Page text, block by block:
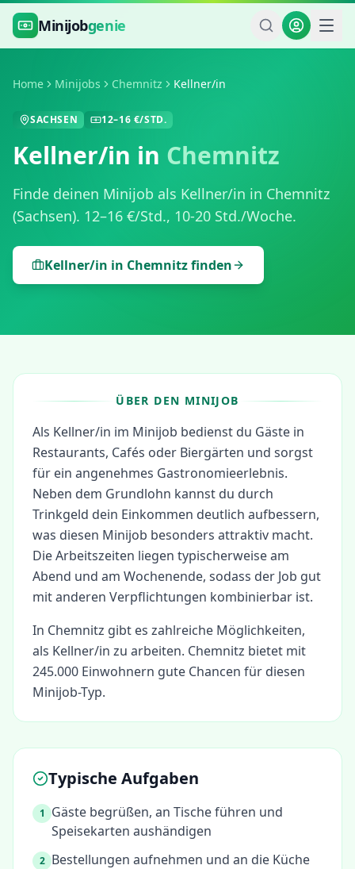
Zum Hauptinhalt springen
Minijobgenie
Home Minijobs Chemnitz Kellner/in
SACHSEN 12–16 €/STD.
Kellner/in in Chemnitz
Finde deinen Minijob als Kellner/in in Chemnitz
(Sachsen). 12–16 €/Std., 10-20 Std./Woche.
Kellner/in in Chemnitzfinden
ÜBER DEN MINIJOB
Als Kellner/in im Minijob bedienst du Gäste in
Restaurants, Cafés oder Biergärten und sorgst
für ein angenehmes Gastronomieerlebnis.
Neben dem Grundlohn kannst du durch
Trinkgeld dein Einkommen deutlich aufbessern,
was diesen Minijob besonders attraktiv macht.
Die Arbeitszeiten liegen typischerweise am
Abend und am Wochenende, sodass der Job gut
mit anderen Verpflichtungen kombinierbar ist.
In Chemnitz gibt es zahlreiche Möglichkeiten,
als Kellner/in zu arbeiten. Chemnitz bietet mit
245.000 Einwohnern gute Chancen für diesen
Minijob-Typ.
Typische Aufgaben
1
Gäste begrüßen, an Tische führen und
Speisekarten aushändigen
2 Bestellungen aufnehmen und an die Küche